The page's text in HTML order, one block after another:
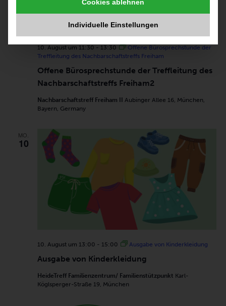
Offene Bürosprechstunde der Treffleitung des
Nachbarschaftstreffs Freiham2
10. August um 11:30 - 13:30
Offene Bürosprechstunde der
Treffleitung des Nachbarschaftstreffs Freiham
Nachbarschaftstreff Freiham II Aubinger Allee 16, München,
Bayern, Germany
MO.
10
Ausgabe von Kinderkleidung
10. August um 13:00 - 15:00 Ausgabe von Kinderkleidung
HeideTreff Familienzentrum/ Familienstützpunkt Karl-
Köglsperger-Straße 19, München
Cookies ablehnen
Individuelle Einstellungen